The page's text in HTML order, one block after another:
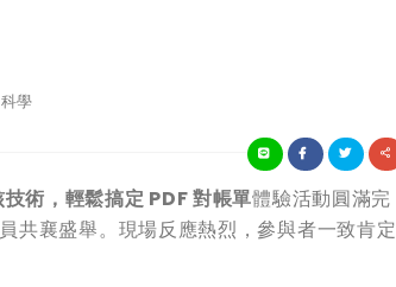
科學
技術，輕鬆搞定 PDF對帳單體驗活動圓滿完
共襄盛舉。現場反應熱烈，參與者一致肯定